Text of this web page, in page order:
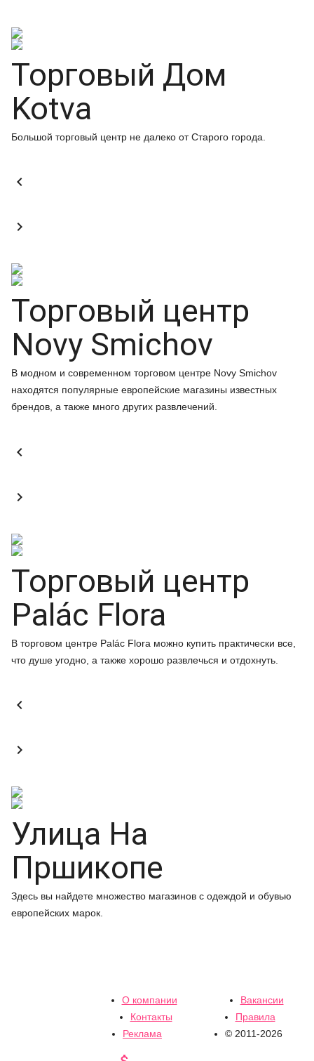
Торговый Дом
Kotva
Большой торговый центр не далеко от Старого города.


Торговый центр
Novy Smichov
В модном и современном торговом центре Novy Smichov
находятся популярные европейские магазины известных
брендов, а также много других развлечений.


Торговый центр
Palác Flora
В торговом центре Palác Flora можно купить практически все,
что душе угодно, а также хорошо развлечься и отдохнуть.


Улица На
Пршикопе
Здесь вы найдете множество магазинов с одеждой и обувью
европейских марок.
О компании
Вакансии
Контакты
Правила
Реклама
© 2011-2026